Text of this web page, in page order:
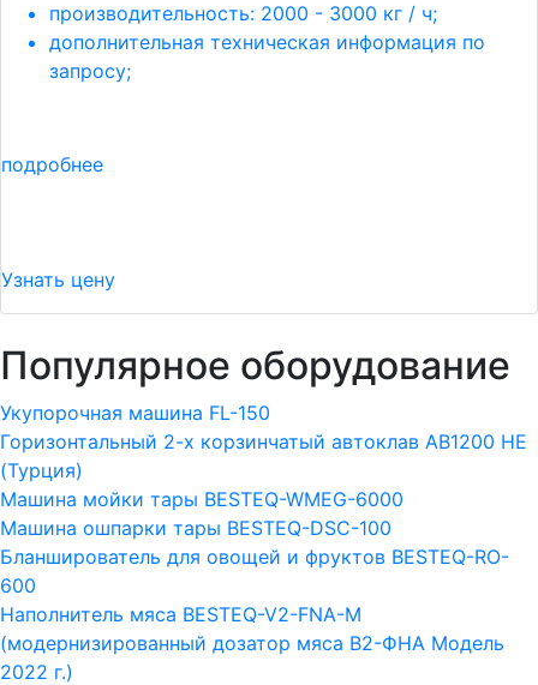
производительность: 2000 - 3000 кг / ч;
дополнительная техническая информация по
запросу;
подробнее
Узнать цену
Популярное оборудование
Укупорочная машина FL-150
Горизонтальный 2-х корзинчатый автоклав АВ1200 HE
(Турция)
Машина мойки тары BESTEQ-WMEG-6000
Машина ошпарки тары BESTEQ-DSC-100
Бланширователь для овощей и фруктов BESTEQ-RO-
600
Наполнитель мяса BESTEQ-V2-FNA-M
(модернизированный дозатор мяса В2-ФНА Модель
2022 г.)